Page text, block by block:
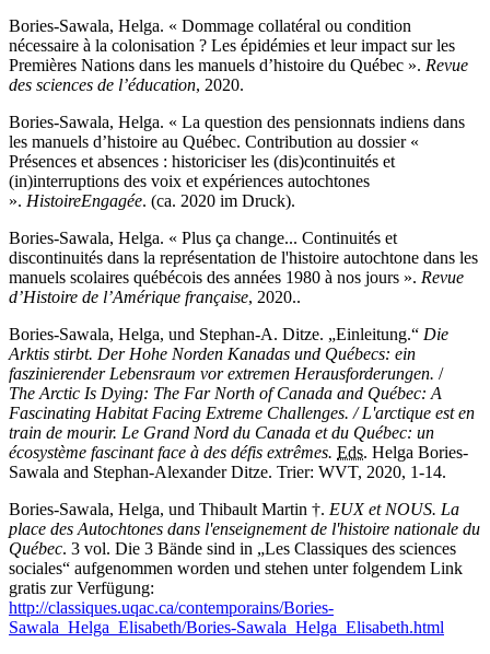
Bories-Sawala, Helga. « Dommage collatéral ou condition
nécessaire à la colonisation ? Les épidémies et leur impact sur les
Premières Nations dans les manuels d’histoire du Québec ». Revue
des sciences de l’éducation, 2020.
Bories-Sawala, Helga. « La question des pensionnats indiens dans
les manuels d’histoire au Québec. Contribution au dossier «
Présences et absences : historiciser les (dis)continuités et
(in)interruptions des voix et expériences autochtones
». HistoireEngagée. (ca. 2020 im Druck).
Bories-Sawala, Helga. « Plus ça change... Continuités et
discontinuités dans la représentation de l'histoire autochtone dans les
manuels scolaires québécois des années 1980 à nos jours ». Revue
d’Histoire de l’Amérique française, 2020..
Bories-Sawala, Helga, und Stephan-A. Ditze. „Einleitung.“ Die
Arktis stirbt. Der Hohe Norden Kanadas und Québecs: ein
faszinierender Lebensraum vor extremen Herausforderungen. /
TheArctic Is Dying: The Far North of Canada and Québec: A
Fascinating Habitat Facing Extreme Challenges. /L'arctique est en
train de mourir. Le Grand Nord du Canada et du Québec: un
écosystème fascinant face à des défis extrêmes. Eds. Helga Bories-
Sawala and Stephan-Alexander Ditze. Trier: WVT, 2020, 1-14.
Bories-Sawala, Helga, und Thibault Martin †. EUX et NOUS. La
place des Autochtones dans l'enseignement de l'histoire nationale du
Québec. 3 vol. Die 3 Bände sind in „Les Classiques des sciences
sociales“ aufgenommen worden und stehen unter folgendem Link
gratis zur Verfügung:
http://classiques.uqac.ca/contemporains/Bories-
Sawala_Helga_Elisabeth/Bories-Sawala_Helga_Elisabeth.html